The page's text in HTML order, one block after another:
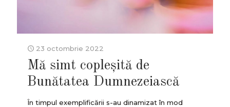
23 octombrie 2022
Mă simt copleșită de
Bunătatea Dumnezeiască
În timpul exemplificării s-au dinamizat în mod